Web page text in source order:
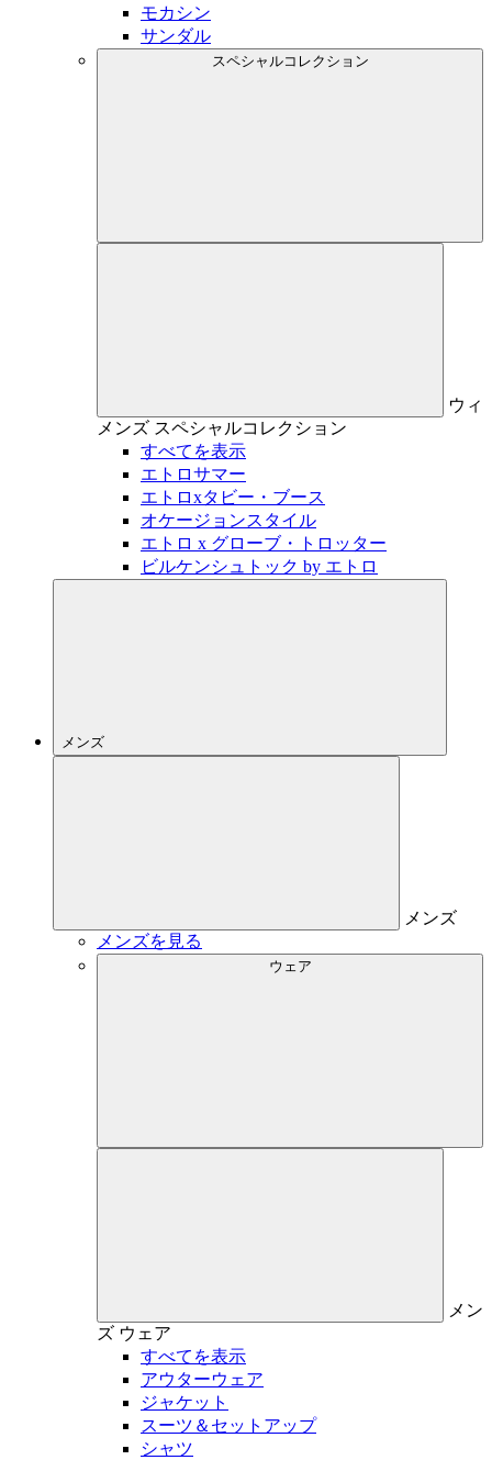
モカシン
サンダル
スペシャルコレクション
ウィ
メンズ スペシャルコレクション
すべてを表示
エトロサマー
エトロxタビー・ブース
オケージョンスタイル
エトロ x グローブ・トロッター
ビルケンシュトック by エトロ
メンズ
メンズ
メンズを見る
ウェア
メン
ズ ウェア
すべてを表示
アウターウェア
ジャケット
スーツ＆セットアップ
シャツ